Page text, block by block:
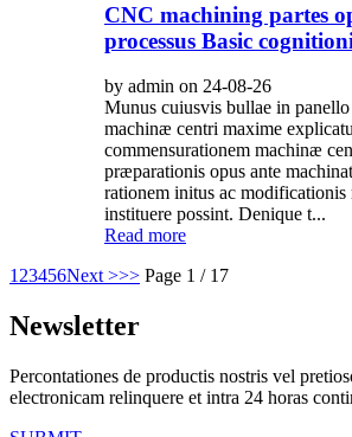
CNC machining partes
processus Basic
by admin on 24-08-26
Munus cuiusvis bullae in
machinæ centri maxime
commensurationem machinæ
præparationis opus ante
rationem initus ac modificationis
instituere possint. Denique t...
Read more
1 23456Next >>> Page 1 / 17
Newsletter
Percontationes de productis nostris vel
electronicam relinquere et intra 24 horas